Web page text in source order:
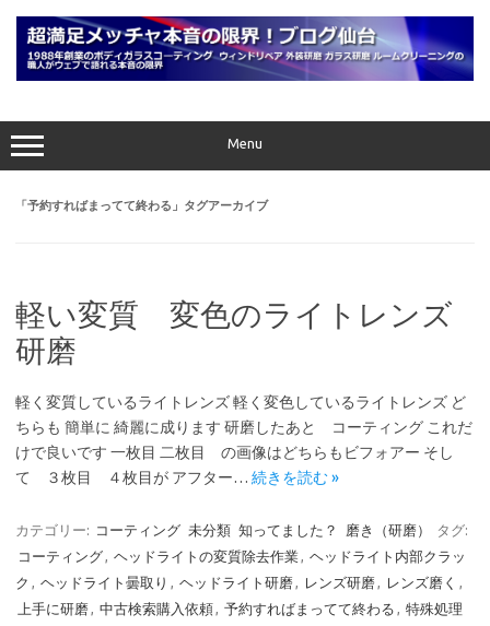
プ
Menu
「予約すればまってて終わる 」タグアーカイブ
軽い変質 変色のライトレンズ
研磨
軽く変質しているライトレンズ 軽く変色しているライトレンズ ど
ちらも 簡単に 綺麗に成ります 研磨したあと コーティング これだ
けで良いです 一枚目 二枚目 の画像はどちらもビフォアー そし
て ３枚目 ４枚目が アフター… 続きを読む »
カテゴリー: コーティング 未分類 知ってました？ 磨き（研磨）
タグ:
コーティング, ヘッドライトの変質除去作業, ヘッドライト内部クラッ
ク , ヘッドライト曇取り , ヘッドライト研磨, レンズ研磨, レンズ磨く ,
上手に研磨, 中古検索購入依頼, 予約すればまってて終わる , 特殊処理